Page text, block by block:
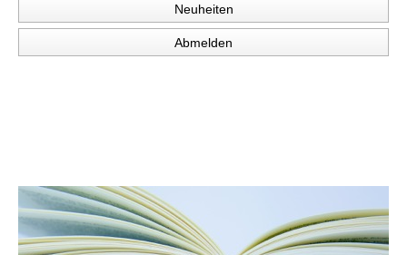
Neuheiten
Abmelden